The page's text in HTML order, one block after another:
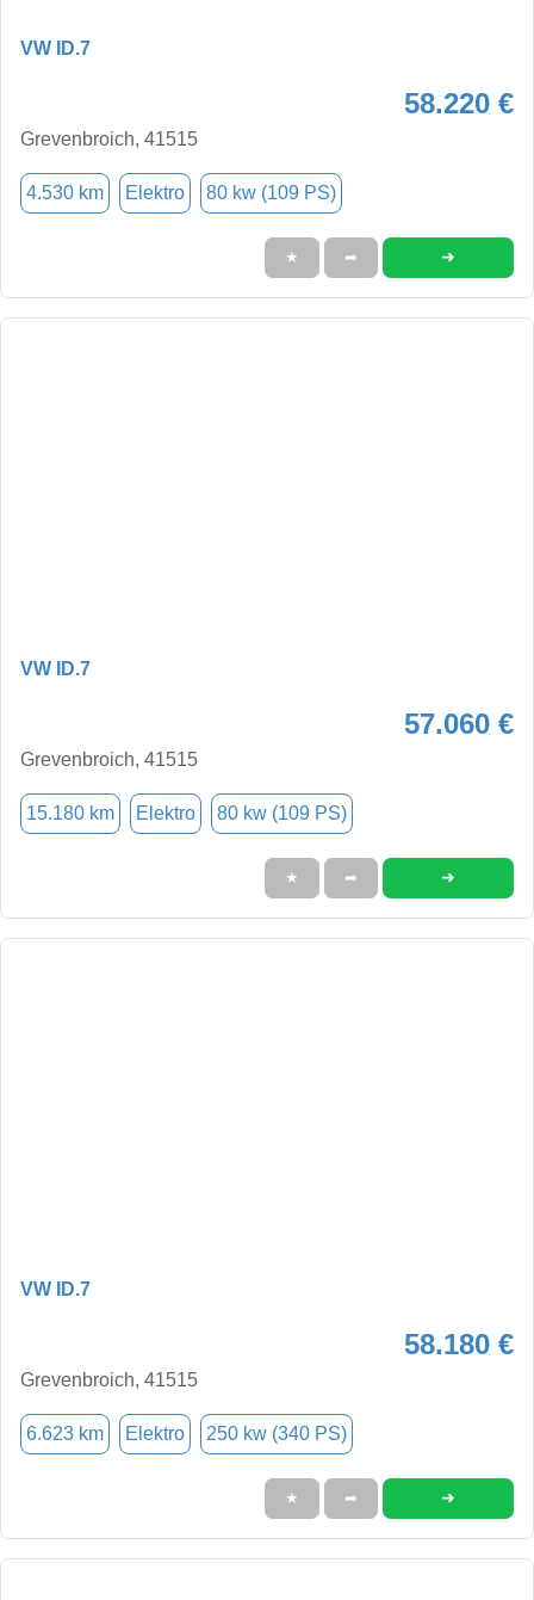
VW ID.7
58.220 €
Grevenbroich, 41515
4.530 km Elektro 80 kw (109 PS)
★ ➦ ➜
VW ID.7
57.060 €
Grevenbroich, 41515
15.180 km Elektro 80 kw (109 PS)
★ ➦ ➜
VW ID.7
58.180 €
Grevenbroich, 41515
6.623 km Elektro 250 kw (340 PS)
★ ➦ ➜